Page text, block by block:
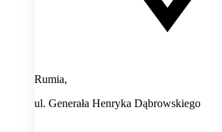
Rumia,
ul. Generała Henryka Dąbrowskiego